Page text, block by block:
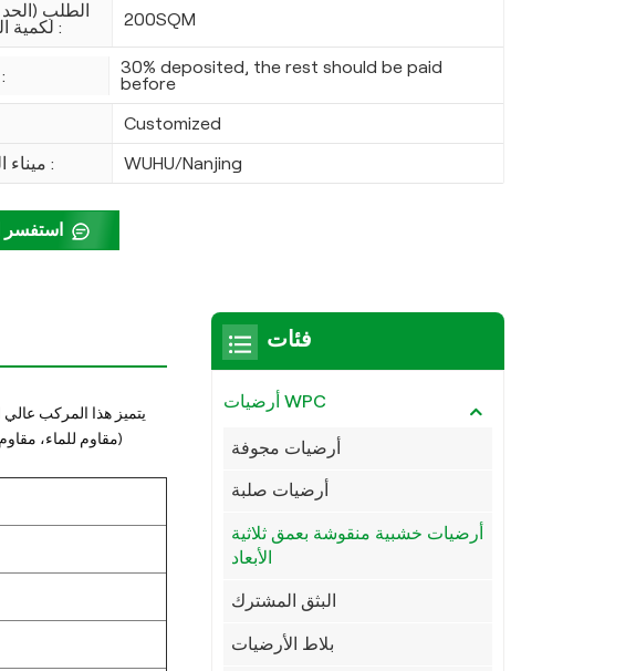
الطلب (الحد
لكمية الطلب) :
200SQM
قسط :
30% deposited, the rest should be paid
before
Customized
ميناء الشحن : WUHU/Nanjing
استفسر
يتميز هذا المركب عالي
(مقاوم للماء،
فئات
أرضيات WPC
أرضيات مجوفة
أرضيات صلبة
أرضيات خشبية منقوشة بعمق ثلاثية
الأبعاد
البثق المشترك
بلاط الأرضيات